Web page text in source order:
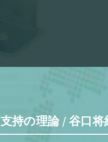
支持の理論 / 谷口